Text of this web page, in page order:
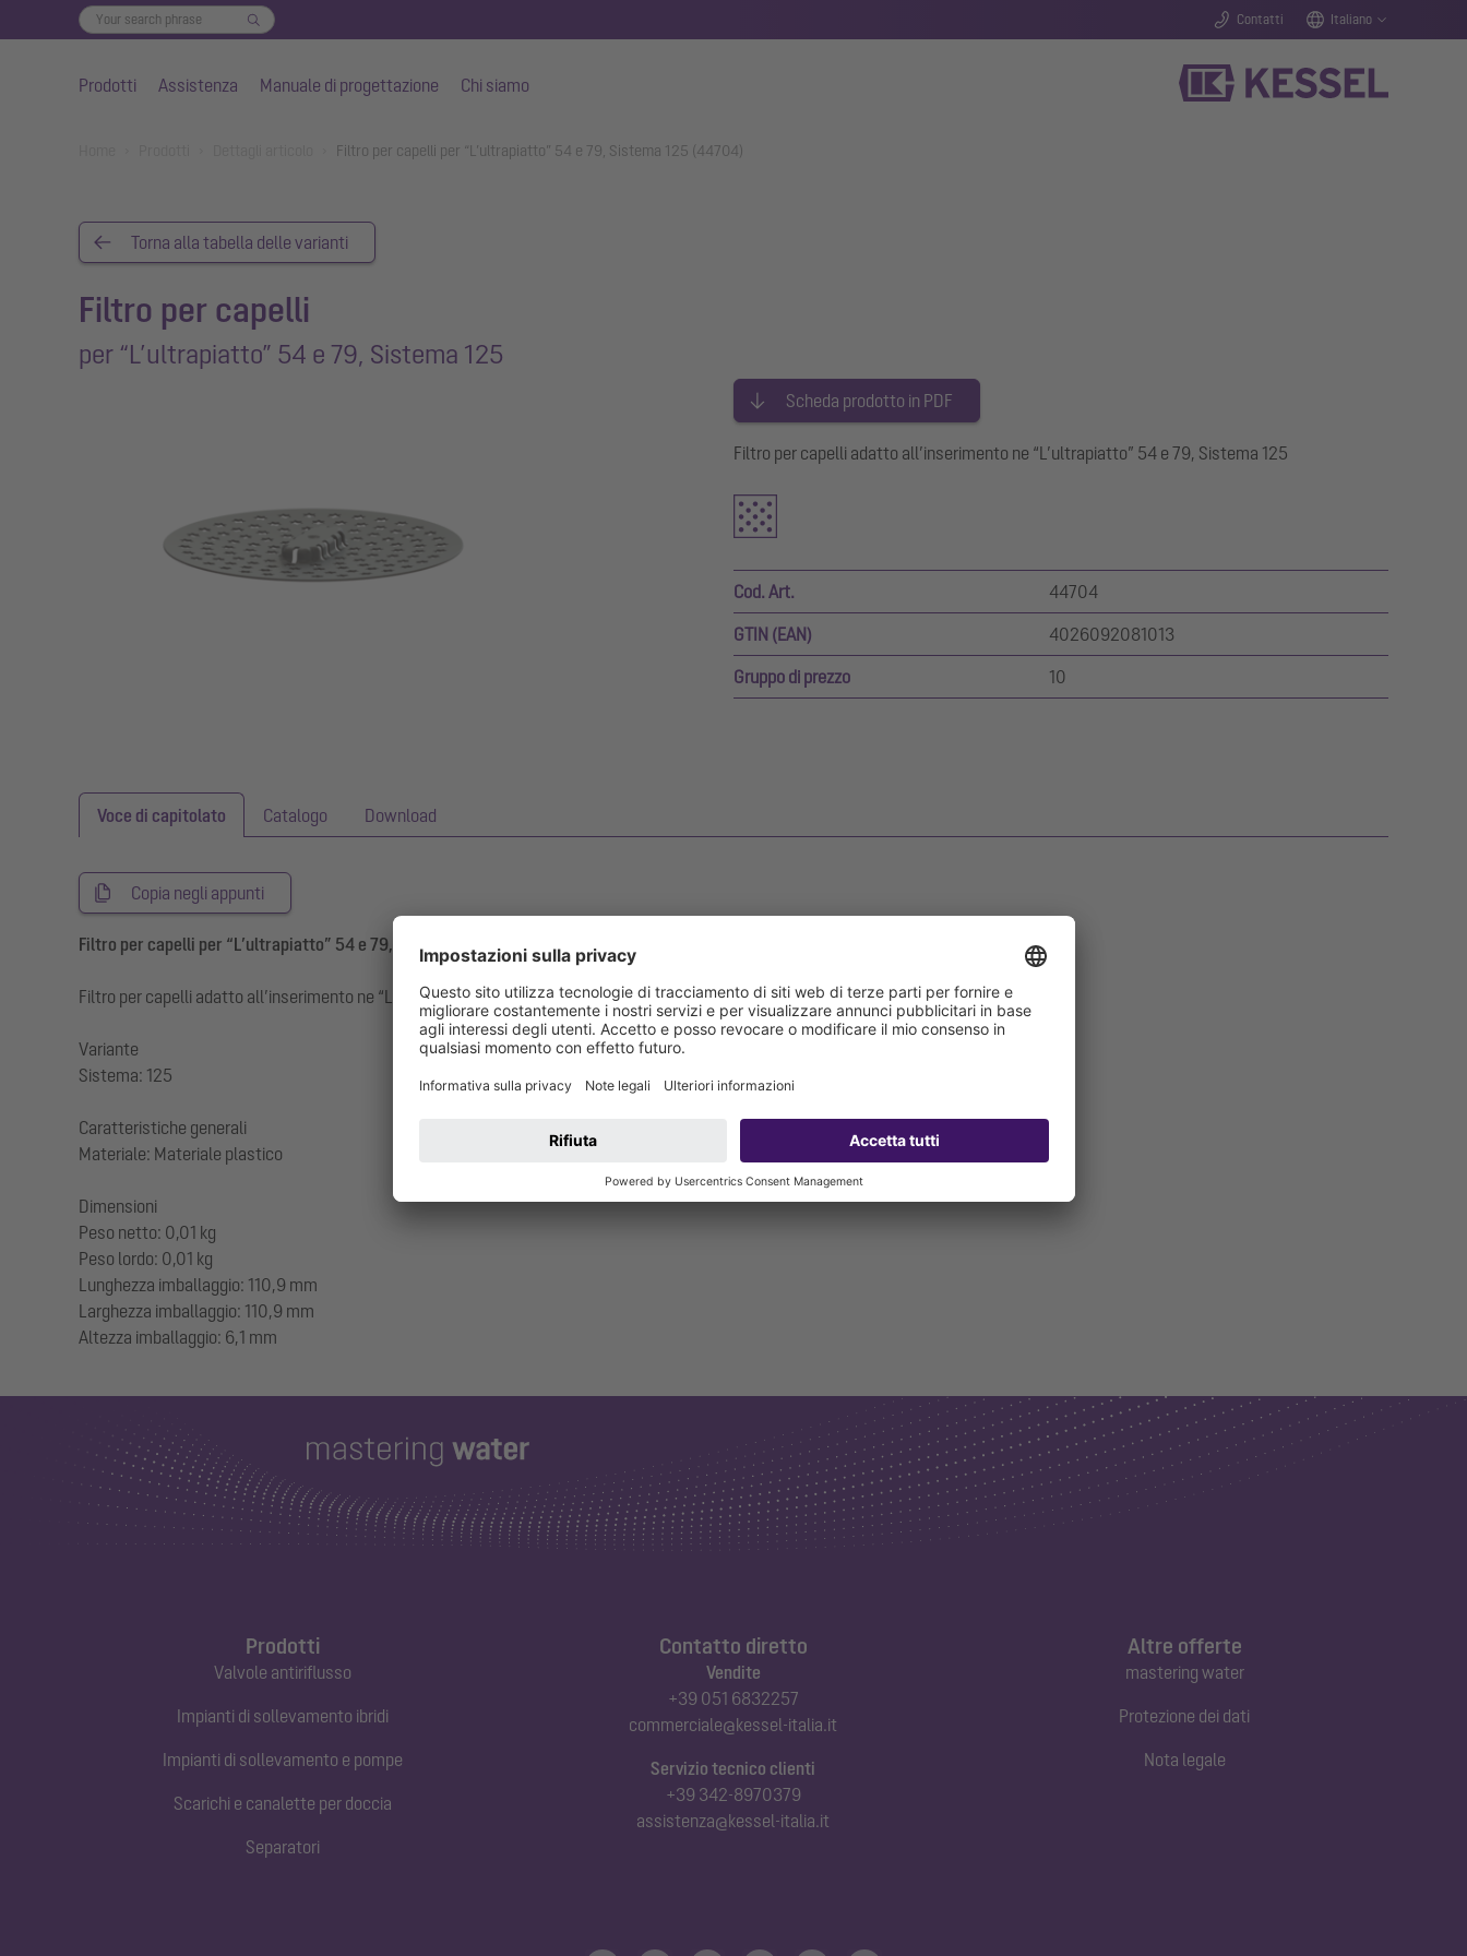
Contatti Italiano
Prodotti Assistenza Manuale di progettazione Chi siamo
Filtro per capelli per “L’ultrapiatto” 54 e 79, Sistema 125 (44704)
Torna alla tabella delle varianti
Filtro per capelli
per “L’ultrapiatto” 54 e 79, Sistema 125
Scheda prodotto in PDF
Filtro per capelli adatto all’inserimento ne “L’ultrapiatto” 54 e 79, Sistema 125
Cod. Art. 44704
GTIN (EAN) 4026092081013
Gruppo di prezzo 10
Voce di capitolato Catalogo Download
Copia negli appunti
Filtro per capelli per “L’ultrapiatto” 54 e 79, Sistema 125
Filtro per capelli adatto all’inserimento ne “L’ultrapiatto” 54 e 79, Sistema 125
Variante
Sistema: 125
Caratteristiche generali
Materiale: Materiale plastico
Dimensioni
Peso netto: 0,01 kg
Peso lordo: 0,01 kg
Lunghezza imballaggio: 110,9 mm
Larghezza imballaggio: 110,9 mm
Prodotti
Valvole antiriflusso
Impianti di sollevamento ibridi
Impianti di sollevamento e pompe
Scarichi e canalette per doccia
Separatori
Contatto diretto
Vendite
+39 051 6832257
commerciale@kessel-italia.it
Servizio tecnico clienti
+39 342-8970379
assistenza@kessel-italia.it
Altre offerte
mastering water
Protezione dei dati
Nota legale